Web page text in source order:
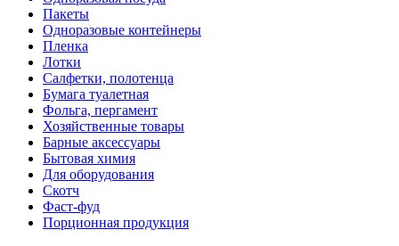
Пакеты
Одноразовые контейнеры
Пленка
Лотки
Салфетки, полотенца
Бумага туалетная
Фольга, пергамент
Хозяйственные товары
Барные аксессуары
Бытовая химия
Для оборудования
Скотч
Фаст-фуд
Порционная продукция